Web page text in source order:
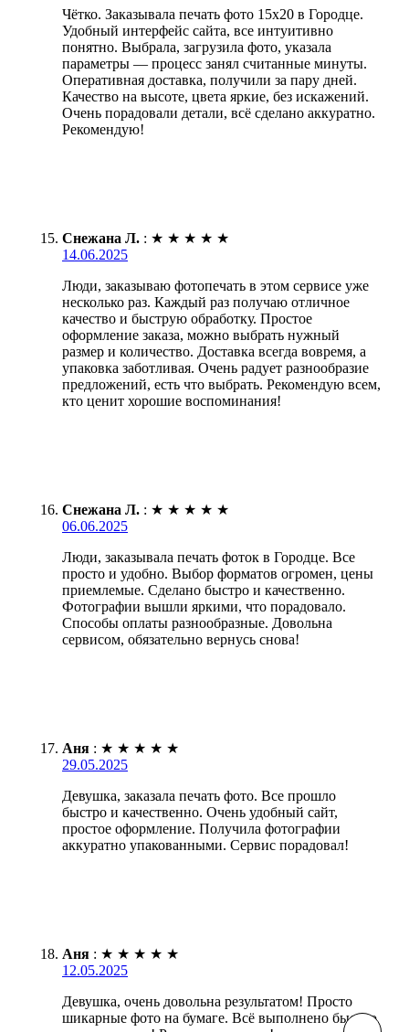
Чётко. Заказывала печать фото 15х20 в Городце.
Удобный интерфейс сайта, все интуитивно
понятно. Выбрала, загрузила фото, указала
параметры — процесс занял считанные минуты.
Оперативная доставка, получили за пару дней.
Качество на высоте, цвета яркие, без искажений.
Очень порадовали детали, всё сделано аккуратно.
Рекомендую!
Снежана Л. : ★ ★ ★ ★ ★
14.06.2025
Люди, заказываю фотопечать в этом сервисе уже
несколько раз. Каждый раз получаю отличное
качество и быструю обработку. Простое
оформление заказа, можно выбрать нужный
размер и количество. Доставка всегда вовремя, а
упаковка заботливая. Очень радует разнообразие
предложений, есть что выбрать. Рекомендую всем,
кто ценит хорошие воспоминания!
Снежана Л. : ★ ★ ★ ★ ★
06.06.2025
Люди, заказывала печать фоток в Городце. Все
просто и удобно. Выбор форматов огромен, цены
приемлемые. Сделано быстро и качественно.
Фотографии вышли яркими, что порадовало.
Способы оплаты разнообразные. Довольна
сервисом, обязательно вернусь снова!
Аня : ★ ★ ★ ★ ★
29.05.2025
Девушка, заказала печать фото. Все прошло
быстро и качественно. Очень удобный сайт,
простое оформление. Получила фотографии
аккуратно упакованными. Сервис порадовал!
Аня : ★ ★ ★ ★ ★
12.05.2025
Девушка, очень довольна результатом! Просто
шикарные фото на бумаге. Всё выполнено быстро